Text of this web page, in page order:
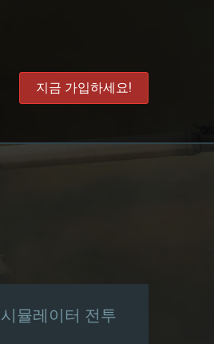
지금 가입하세요!
시뮬레이터 전투